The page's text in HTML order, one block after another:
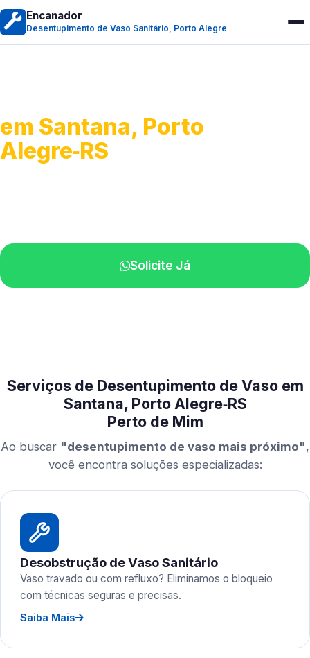
Encanador
Desentupimento de Vaso Sanitário, Porto Alegre
em Santana, Porto
Alegre‑RS
Solicite Já
Serviços de Desentupimento de Vaso em
Santana, Porto Alegre‑RS
Perto de Mim
Ao buscar "desentupimento de vaso mais próximo",
você encontra soluções especializadas:
Desobstrução de Vaso Sanitário
Vaso travado ou com refluxo? Eliminamos o bloqueio
com técnicas seguras e precisas.
Saiba Mais